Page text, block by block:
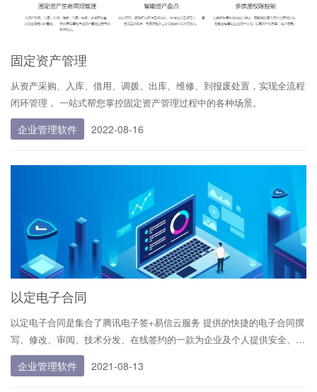
固定资产管理
从资产采购、入库、借用、调拨、出库、维修、到报废处置，实现全流程
闭环管理， 一站式帮您掌控固定资产管理过程中的各种场景。
企业管理软件 2022-08-16
以定电子合同
以定电子合同是集合了腾讯电子签+易信云服务 提供的快捷的电子合同撰
写、修改、审阅、技术分发、在线签约的一款为企业及个人提供安全、便
捷的电子合同签约及证据保存服务的产品。您可以在实名认证的前提下，
与约定方完成线上签约，并将签约过程进行存证保全以确保签约公信力。
企业管理软件 2021-08-13